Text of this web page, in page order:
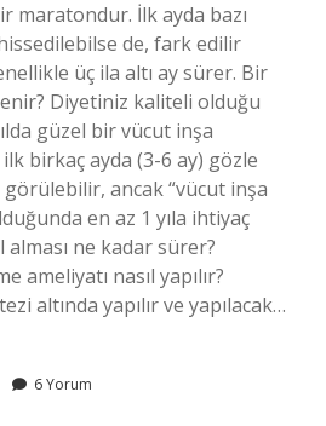
maratondur. İlk ayda bazı
de, fark edilir
üç ila altı ay sürer. Bir
Diyetiniz kaliteli olduğu
güzel bir vücut inşa
birkaç ayda (3-6 ay) gözle
ancak “vücut inşa
en az 1 yıla ihtiyaç
alması ne kadar sürer?
ameliyatı nasıl yapılır?
altında yapılır ve yapılacak…
6 Yorum